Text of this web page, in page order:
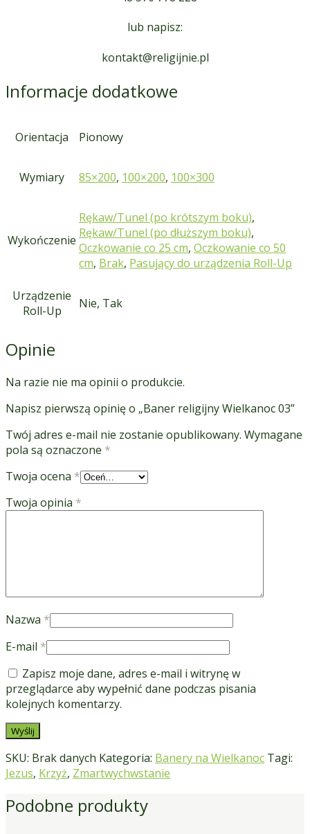
lub napisz:
kontakt@religijnie.pl
Informacje dodatkowe
Orientacja Pionowy
Wymiary 85×200, 100×200, 100×300
Wykończenie
Rękaw/Tunel (po krótszym boku),
Rękaw/Tunel (po dłuższym boku),
Oczkowanie co 25 cm, Oczkowanie co 50
cm, Brak, Pasujący do urządzenia Roll-Up
Urządzenie
Roll-Up
Nie, Tak
Opinie
Na razie nie ma opinii o produkcie.
Napisz pierwszą opinię o „Baner religijny Wielkanoc 03”
Twój adres e-mail nie zostanie opublikowany. Wymagane
pola są oznaczone *
Twoja ocena *
Twoja opinia *
Nazwa *
E-mail *
Zapisz moje dane, adres e-mail i witrynę w
przeglądarce aby wypełnić dane podczas pisania
kolejnych komentarzy.
SKU: Brak danych Kategoria: Banery na Wielkanoc Tagi:
Jezus, Krzyż, Zmartwychwstanie
Podobne produkty